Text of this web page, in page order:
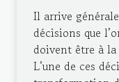
Il arrive
décisions que
doivent être à la
L’une de ces